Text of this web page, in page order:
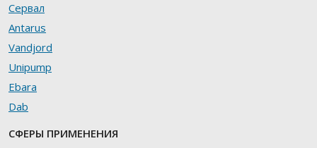
Сервал
Antarus
Vandjord
Unipump
Ebara
Dab
СФЕРЫ ПРИМЕНЕНИЯ